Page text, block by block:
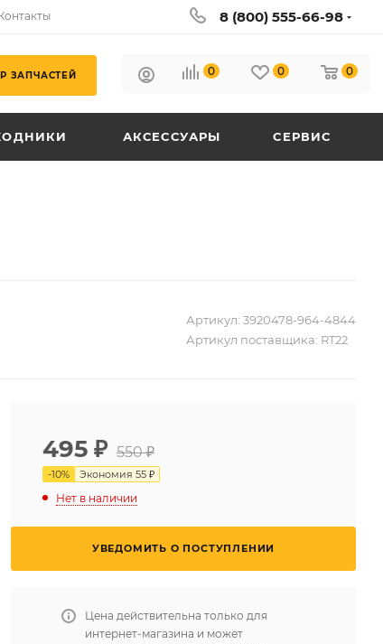
8 (800) 555-66-98
ЗАПЧАСТЕЙ 0 0 0
АКСЕССУАРЫ СЕРВИС
Артикул: 3920478-964-4844
Артикул поставщика: RT22
495 ₽ 550 ₽
-10% Экономия 55 ₽
Нет в наличии
УВЕДОМИТЬ О ПОСТУПЛЕНИИ
Цена действительна только для
интернет-магазина и может